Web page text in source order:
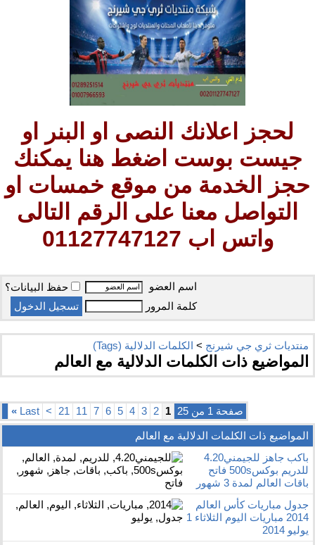
لحجز اعلانك النصى او البنر او
جيست بوست اضغط هنا يمكنك
حجز الخدمة من موقع خمسات او
التواصل معنا على الرقم التالى
واتس اب 01127747127
اسم العضو
حفظ البيانات؟
كلمة المرور
منتديات ثري جي شيرنج > الكلمات الدلالية (Tags)
المواضيع ذات الكلمات الدلالية مع العالم
صفحة 1 من 25 1
2
3
4
5
6
7
11
21
>
Last
»
المواضيع ذات الكلمات الدلالية مع العالم
باكب جاهز للجيمني4.20
للدريم بوكس500s فاتح
باقات العالم لمدة 3 شهور
جدول مباريات كأس العالم
2014 مباريات اليوم الثلاثاء 1
يوليو 2014